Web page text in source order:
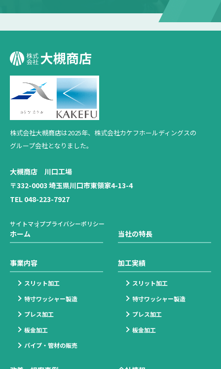
株式会社大槻商店は2025年、 株式会社カケフホールディングスの
グループ会社となりました。
大槻商店 川口工場
〒332-0003 埼玉県川口市東領家4-13-4
TEL 048-223-7927
サイトマッププライバシーポリシー
ホーム 当社の特長
事業内容
スリット加工
特寸ワッシャー製造
プレス加工
板金加工
パイプ・管材の販売
加工実績
スリット加工
特寸ワッシャー製造
プレス加工
板金加工